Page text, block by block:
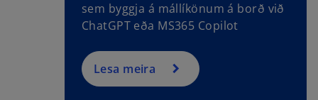
sem byggja á mállíkönum á borð við
ChatGPT eða MS365 Copilot
Lesa meira